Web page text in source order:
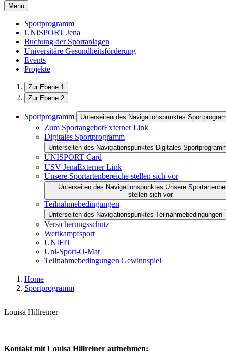
Menü
Sportprogramm
UNISPORT Jena
Buchung der Sportanlagen
Universitäre Gesundheitsförderung
Events
Projekte
Zur Ebene 1
Zur Ebene 2
Sportprogramm Unterseiten des Navigationspunktes
Zum SportangebotExterner Link
Digitales Sportprogramm
Unterseiten des Navigationspunktes Digitales
UNISPORT Card
USV JenaExterner Link
Unsere Sportartenbereiche stellen sich vor
Unterseiten des Navigationspunktes Unsere
stellen sich vor
Teilnahmebedingungen
Unterseiten des Navigationspunktes Teilnahmebedingungen
Versicherungsschutz
Wettkampfsport
UNIFIT
Uni-Sport-O-Mat
Teilnahmebedingungen Gewinnspiel
Home
Sportprogramm
Louisa Hillreiner
Kontakt mit Louisa Hillreiner aufnehmen: